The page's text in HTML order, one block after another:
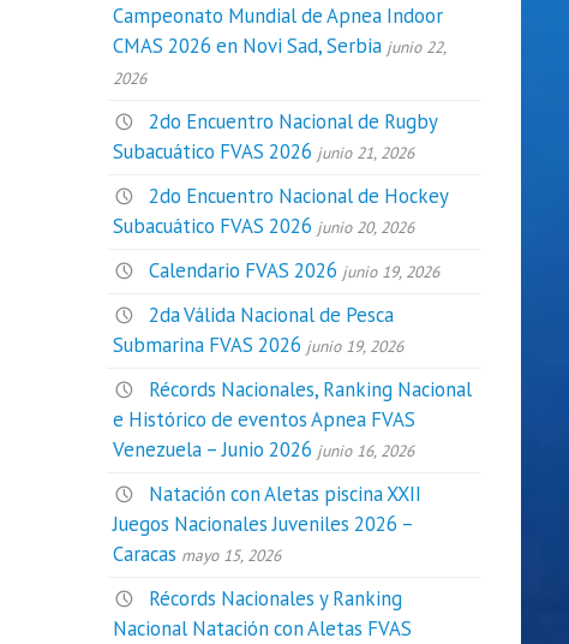
Campeonato Mundial de Apnea Indoor
CMAS 2026 en Novi Sad, Serbia junio 22,
2026
2do Encuentro Nacional de Rugby
Subacuático FVAS 2026 junio 21, 2026
2do Encuentro Nacional de Hockey
Subacuático FVAS 2026 junio 20, 2026
Calendario FVAS 2026 junio 19, 2026
2da Válida Nacional de Pesca
Submarina FVAS 2026 junio 19, 2026
Récords Nacionales, Ranking Nacional
e Histórico de eventos Apnea FVAS
Venezuela – Junio 2026 junio 16, 2026
Natación con Aletas piscina XXII
Juegos Nacionales Juveniles 2026 –
Caracas mayo 15, 2026
Récords Nacionales y Ranking
Nacional Natación con Aletas FVAS